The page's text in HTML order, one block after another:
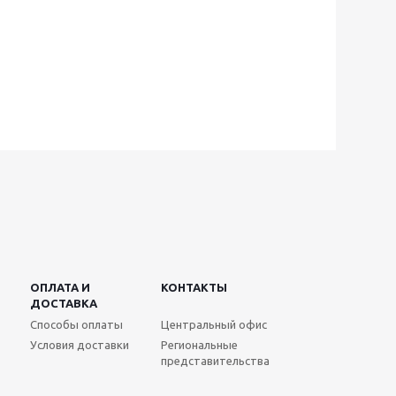
ОПЛАТА И
ДОСТАВКА
КОНТАКТЫ
Способы оплаты
Условия доставки
Центральный офис
Региональные
представительства